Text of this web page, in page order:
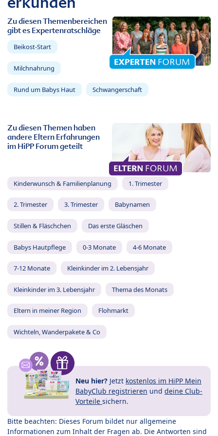
Zu diesen Themenbereichen
gibt es Expertenratschläge
Beikost-Start
Milchnahrung
Rund um Babys Haut Schwangerschaft
Zu diesen Themen haben
andere Eltern Erfahrungen
im HiPP Forum geteilt
Kinderwunsch & Familienplanung 1. Trimester
2. Trimester 3. Trimester Babynamen
Stillen & Fläschchen Das erste Gläschen
Babys Hautpflege 0-3 Monate 4-6 Monate
7-12 Monate Kleinkinder im 2. Lebensjahr
Kleinkinder im 3. Lebensjahr Thema des Monats
Eltern in meiner Region Flohmarkt
Wichteln, Wanderpakete & Co
Neu hier? Jetzt kostenlos im HiPP Mein
BabyClub registrieren und deine Club-
Vorteile sichern.
Bitte beachten: Dieses Forum bildet nur allgemeine
Informationen zum Inhalt der Fragen ab. Die Antworten sind